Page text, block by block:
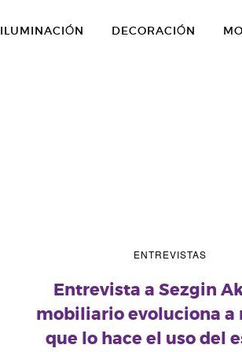
ILUMINACIÓN DECORACIÓN
ENTREVISTAS
Entrevista a Sezgin
mobiliario evoluciona a
que lo hace el uso del